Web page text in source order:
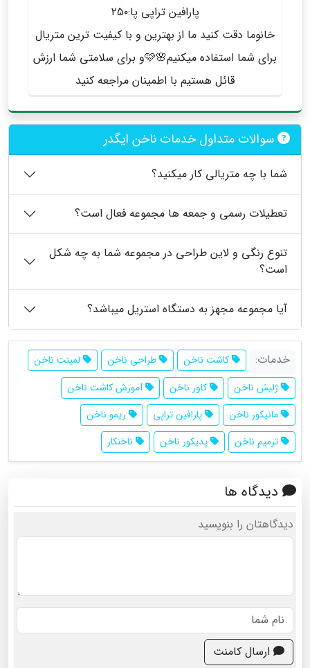
پارافین تراپی پا:۲۵۰
خانوما دقت کنید ما از بهترین و با کیفیت ترین متریال
برای شما استفاده میکنیم🌸🩷و برای سلامتی شما ارزش
قائل هستیم با اطمینان مراجعه کنید
سوالات متداول خدمات ناخن ایگدر
شما با چه متریالی کار میکنید؟
تعطیلات رسمی و جمعه ها مجموعه فعال است؟
تنوع رنگی و لاین طراحی در مجموعه شما به چه شکل
است؟
آیا مجموعه مجهز به دستگاه استریل میباشد؟
خدمات: کاشت ناخن طراحی ناخن
لمینت ناخن
ژلیش ناخن
کاور ناخن
آموزش کاشت ناخن
مانیکور ناخن
پارافین تراپی
ریمو ناخن
ترمیم ناخن
پدیکور ناخن ناخنکار
دیدگاه ها
دیدگاهتان را بنویسید
ارسال کامنت